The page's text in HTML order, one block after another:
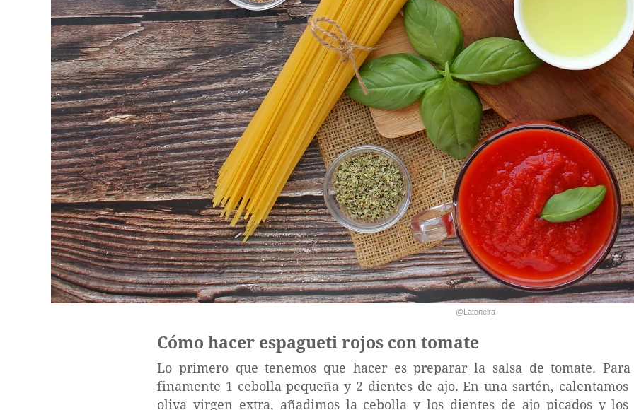
@Latoneira
Cómo hacer espagueti rojos con tomate
Lo primero que tenemos que hacer es preparar la salsa de tomate.
finamente 1 cebolla pequeña y 2 dientes de ajo. En una sartén, calentamos
oliva virgen extra, añadimos la cebolla y los dientes de ajo picados y los